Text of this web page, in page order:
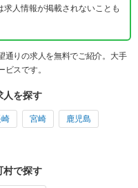
人情報が掲載されないことも
通りの求人を無料でご紹介。大手
スです。
人を探す
宮崎 鹿児島
村で探す